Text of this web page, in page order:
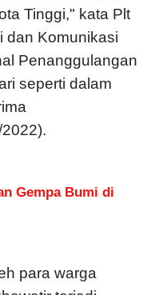
Tinggi," kata Plt
dan Komunikasi
Penanggulangan
seperti dalam
Gempa Bumi di
para warga